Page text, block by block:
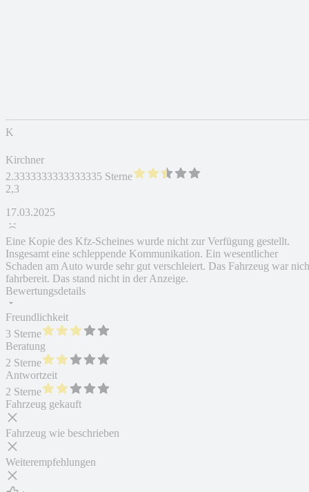
K
Kirchner
2.3333333333333335 Sterne
2,3
17.03.2025
Eine Kopie des Kfz-Scheines wurde nicht zur Verfügung gestellt.
Insgesamt eine schleppende Kommunikation. Ein wesentlicher
Schaden am Auto wurde sehr gut verschleiert. Das Fahrzeug war
fahrbereit. Das stand nicht in der Anzeige.
Bewertungsdetails
Freundlichkeit
3 Sterne
Beratung
2 Sterne
Antwortzeit
2 Sterne
Fahrzeug gekauft
Fahrzeug wie beschrieben
Weiterempfehlungen